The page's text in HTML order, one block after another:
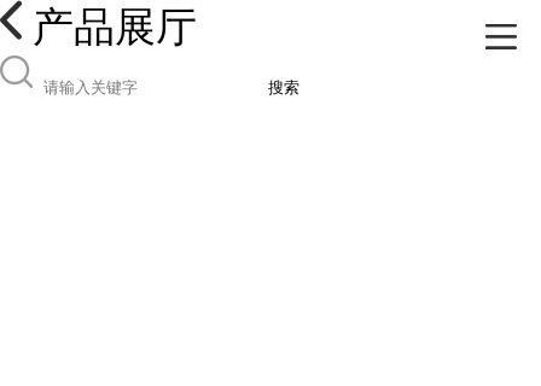
产品展厅
搜索